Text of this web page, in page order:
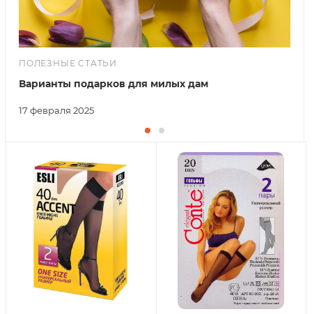
ПОЛЕЗНЫЕ СТАТЬИ
17 февраля 2025
Варианты подарков для милых дам